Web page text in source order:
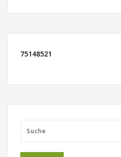
75148521